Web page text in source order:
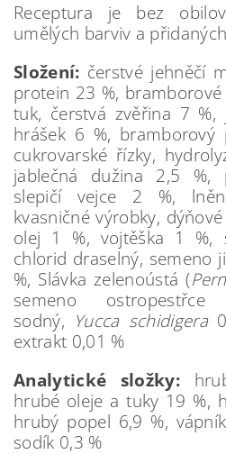
Receptura je bez
umělých barviv a
Složení: čerstvé jehněčí
protein 23 %,
tuk, čerstvá zvěřina 7
hrášek 6 %,
cukrovarské řízky,
jablečná dužina 2,5 %,
slepičí vejce 2 %,
kvasničné výrobky,
olej 1 %, vojtěška 1 %,
chlorid draselný, semeno
%, Slávka zelenoústá (
semeno
sodný, Yucca schidigera
extrakt 0,01 %
Analytické složky:
hrubé oleje a tuky 19 %,
hrubý popel 6,9 %,
sodík 0,3 %